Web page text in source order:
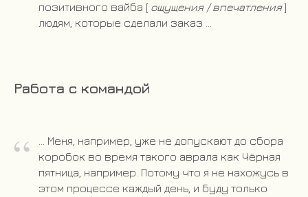
позитивного вайба [ ощущения / впечатления]
людям, которые сделали заказ ...
Работа с командой
“
... Меня, например, уже не допускают до сбора
коробок во время такого аврала как Чёрная
пятница, например. Потому что я не нахожусь в
этом процессе каждый день, и буду только